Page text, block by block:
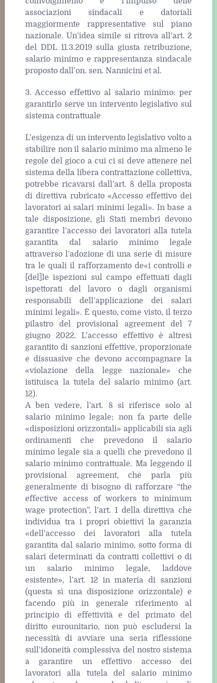
associazioni sindacali e datoriali
maggiormente rappresentative sul piano
nazionale. Un’idea simile si ritrova all’art. 2
del DDL 11.3.2019 sulla giusta retribuzione,
salario minimo e rappresentanza sindacale
proposto dall’on. sen. Nannicini et al.
3. Accesso effettivo al salario minimo: per
garantirlo serve un intervento legislativo sul
sistema contrattuale
L’esigenza di un intervento legislativo volto a
stabilire non il salario minimo ma almeno le
regole del gioco a cui ci si deve attenere nel
sistema della libera contrattazione collettiva,
potrebbe ricavarsi dall’art. 8 della proposta
di direttiva rubricato «Accesso effettivo dei
lavoratori ai salari minimi legali». In base a
tale disposizione, gli Stati membri devono
garantire l’accesso dei lavoratori alla tutela
garantita dal salario minimo legale
attraverso l’adozione di una serie di misure
tra le quali il rafforzamento de«i controlli e
[del]le ispezioni sul campo effettuati dagli
ispettorati del lavoro o dagli organismi
responsabili dell’applicazione dei salari
minimi legali». È questo, come visto, il terzo
pilastro del provisional agreement del 7
giugno 2022. L’accesso effettivo è altresì
garantito di sanzioni effettive, proporzionate
e dissuasive che devono accompagnare la
«violazione della legge nazionale» che
istituisca la tutela del salario minimo (art.
12).
A ben vedere, l’art. 8 si riferisce solo al
salario minimo legale; non fa parte delle
«disposizioni orizzontali» applicabili sia agli
ordinamenti che prevedono il salario
minimo legale sia a quelli che prevedono il
salario minimo contrattuale. Ma leggendo il
provisional agreement, che parla più
generalmente di bisogno di rafforzare “the
effective access of workers to minimum
wage protection”, l’art. 1 della direttiva che
individua tra i propri obiettivi la garanzia
«dell’accesso dei lavoratori alla tutela
garantita dal salario minimo, sotto forma di
salari determinati da contratti collettivi o di
un salario minimo legale, laddove
esistente», l’art. 12 in materia di sanzioni
(questa sì una disposizione orizzontale) e
facendo più in generale riferimento al
principio di effettività e del primato del
diritto eurounitario, non può escludersi la
necessità di avviare una seria riflessione
sull’idoneità complessiva del nostro sistema
a garantire un effettivo accesso dei
lavoratori alla tutela del salario minimo